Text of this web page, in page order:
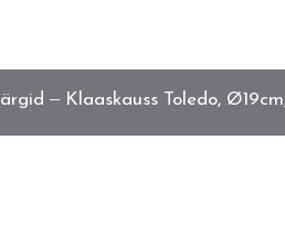
Klaaskauss Toledo,